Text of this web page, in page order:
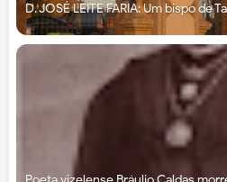
D. JOSÉ LEITE FARIA: Um bispo de